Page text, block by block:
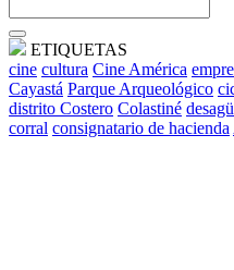
ETIQUETAS
cine cultura Cine América
Cayastá Parque Arqueológico
distrito Costero Colastiné
corral consignatario de hacienda